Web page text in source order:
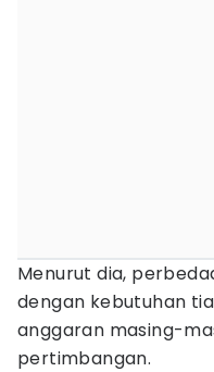
Menurut dia,
dengan kebutuhan
anggaran masing-
pertimbangan.